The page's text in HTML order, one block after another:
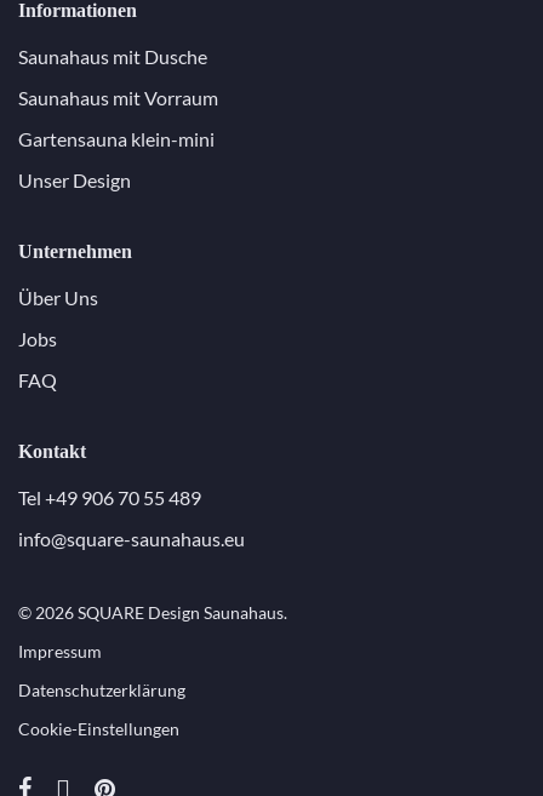
Informationen
Saunahaus mit Dusche
Saunahaus mit Vorraum
Gartensauna klein-mini
Unser Design
Unternehmen
Über Uns
Jobs
FAQ
Kontakt
Tel +49 906 70 55 489
info@square-saunahaus.eu
© 2026 SQUARE Design Saunahaus.
Impressum
Datenschutzerklärung
Cookie-Einstellungen
facebook pinterest
instagram